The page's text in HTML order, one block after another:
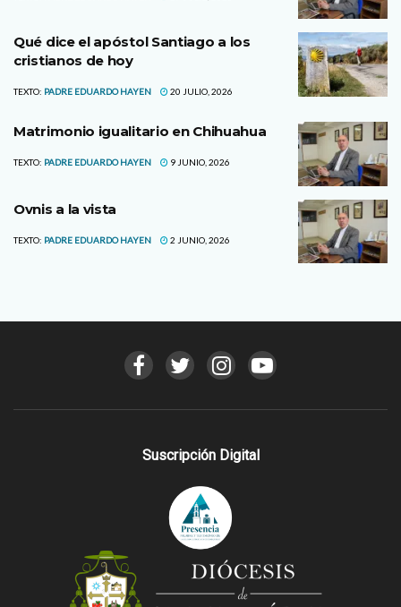
Qué dice el apóstol Santiago a los
cristianos de hoy
TEXTO: PADRE EDUARDO HAYEN 20 JULIO, 2026
Matrimonio igualitario en Chihuahua
TEXTO: PADRE EDUARDO HAYEN 9 JUNIO, 2026
Ovnis a la vista
TEXTO: PADRE EDUARDO HAYEN 2 JUNIO, 2026
Suscripción Digital